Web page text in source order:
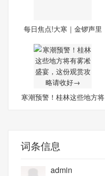
每日焦点!大寒｜金锣声里
寒潮预警！桂林这些地方将
词条信息
admin